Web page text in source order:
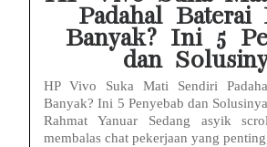
Padahal Baterai
Banyak? Ini 5
dan
HP Vivo Suka Mati Sendiri
Banyak? Ini 5 Penyebab dan
Rahmat Yanuar Sedang asyik
membalas chat pekerjaan yang